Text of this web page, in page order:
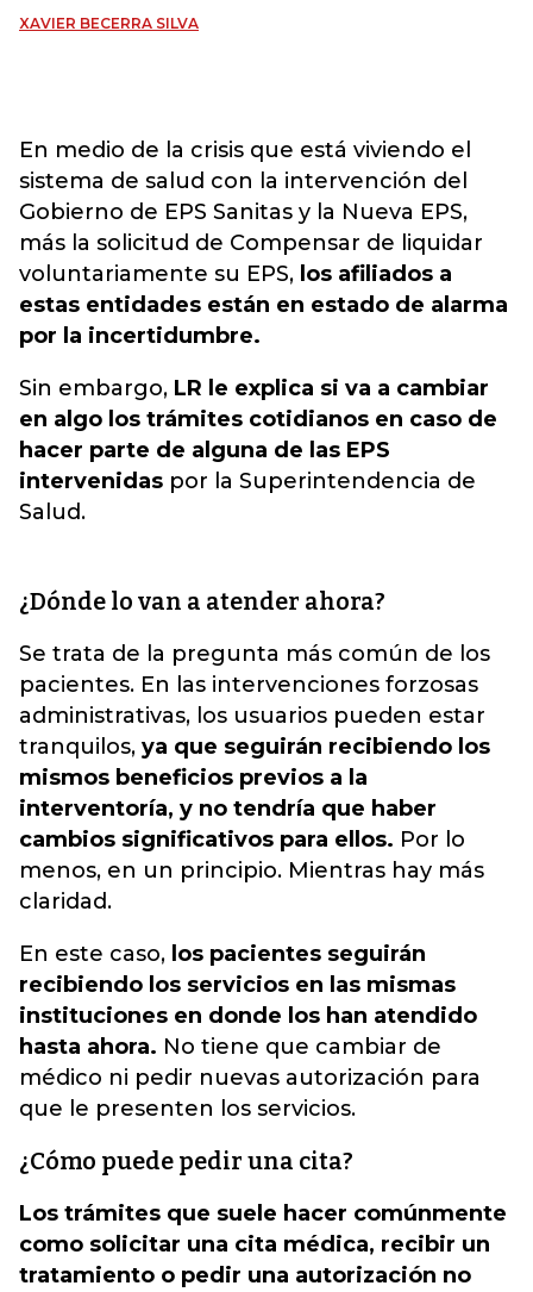
XAVIER BECERRA SILVA
En medio de la crisis que está viviendo el
sistema de salud con la intervención del
Gobierno de EPS Sanitas y la Nueva EPS,
más la solicitud de Compensar de liquidar
voluntariamente su EPS, los afiliados a
estas entidades están en estado de alarma
por la incertidumbre.
Sin embargo, LR le explica si va a cambiar
en algo los trámites cotidianos en caso de
hacer parte de alguna de las EPS
intervenidas por la Superintendencia de
Salud.
¿Dónde lo van a atender ahora?
Se trata de la pregunta más común de los
pacientes. En las intervenciones forzosas
administrativas, los usuarios pueden estar
tranquilos, ya que seguirán recibiendo los
mismos beneficios previos a la
interventoría, y no tendría que haber
cambios significativos para ellos. Por lo
menos, en un principio. Mientras hay más
claridad.
En este caso, los pacientes seguirán
recibiendo los servicios en las mismas
instituciones en donde los han atendido
hasta ahora. No tiene que cambiar de
médico ni pedir nuevas autorización para
que le presenten los servicios.
¿Cómo puede pedir una cita?
Los trámites que suele hacer comúnmente
como solicitar una cita médica, recibir un
tratamiento o pedir una autorización no